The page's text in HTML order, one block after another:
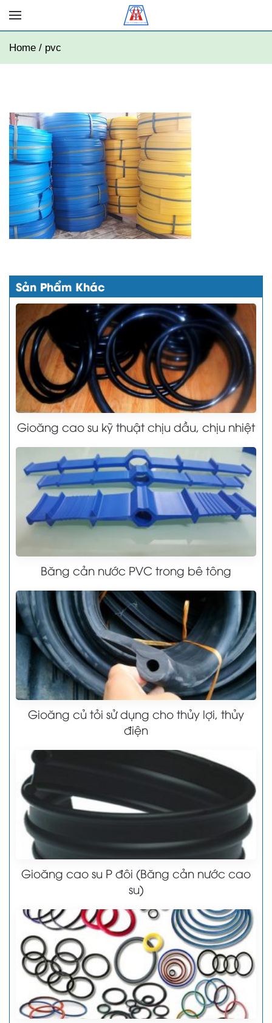
Home / pvc
Sản Phẩm Khác
Gioăng cao su kỹ thuật chịu dầu, chịu nhiệt
Băng cản nước PVC trong bê tông
Gioăng củ tỏi sử dụng cho thủy lợi, thủy
điện
Gioăng cao su P đôi (Băng cản nước cao
su)